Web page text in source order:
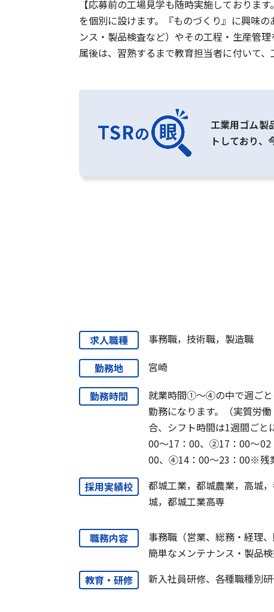
【応募前の工場見学も随時実施しておりま
を個別に設けます。『ものづくり』に興味
ンス・製品検査など）やその工程・生産管
属後は、習熟するまで教育担当者に付いて、
工業用ゴム製
トしており、
求人職種 事務職，技術職，製造職
勤務地 宮崎
勤務時間
就業時間①～④の中で週ご
勤務になります。（実質労
合、シフト時間は1週間ご
00～17：00、②17：00～02
00、④14：00～23：00※残
採用実績校
都城工業，都城農業，高城
城，都城工業高専
職務内容
事務職（営業、総務・経理
簡単なメンテナンス・製品
教育・研修
新入社員研修、各種職種別